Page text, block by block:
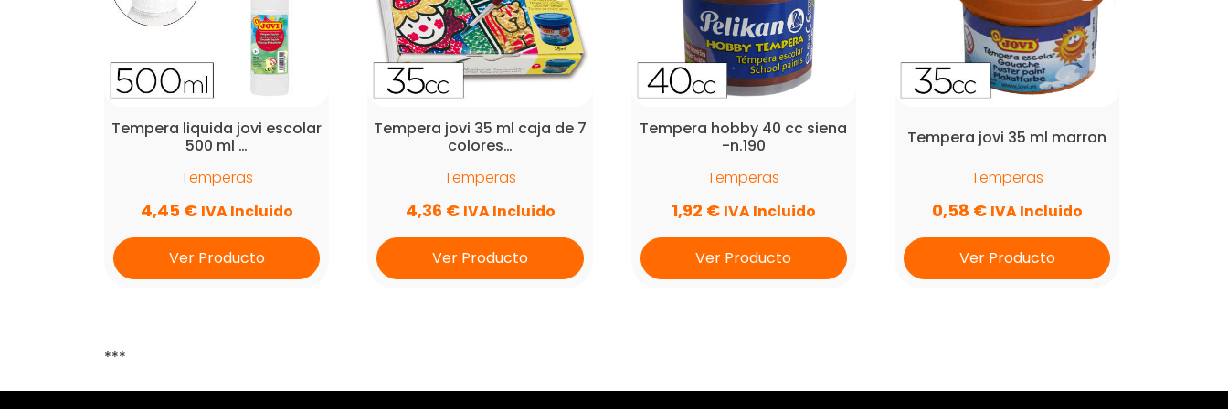
Tempera liquida jovi escolar
500 ml …
Temperas
4,45 € IVA Incluido
Ver Producto
Tempera jovi 35 ml caja de 7
colores…
Temperas
4,36 € IVA Incluido
Ver Producto
Tempera hobby 40 cc siena
-n.190
Temperas
1,92 € IVA Incluido
Ver Producto
Tempera jovi 35 ml marron
Temperas
0,58 € IVA Incluido
Ver Producto
***